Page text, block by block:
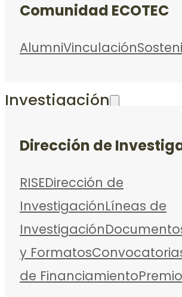
Comunidad ECOTEC
AlumniVinculación
Investigación
Dirección de
RISEDirección de
InvestigaciónLíneas de
Investigación
y Formatos
de Financiamiento